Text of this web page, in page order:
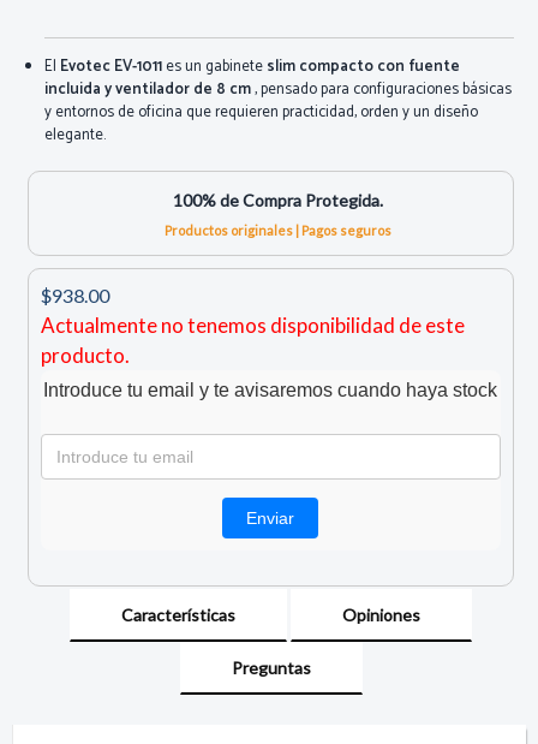
El Evotec EV-1011es un gabineteslim compacto con fuente
incluida y ventilador de 8 cm, pensado para configuraciones básicas
y entornos de oficina que requieren practicidad, orden y un diseño
elegante.
100% de Compra Protegida.
Productos originales | Pagos seguros
$938.00
Actualmente no tenemos disponibilidad de este
producto.
Introduce tu email y te avisaremos cuando haya stock
Características Opiniones
Preguntas